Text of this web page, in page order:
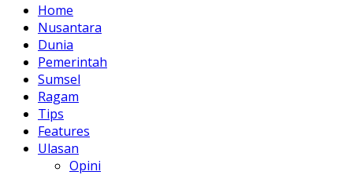
Home
Nusantara
Dunia
Pemerintah
Sumsel
Ragam
Tips
Features
Ulasan
Opini